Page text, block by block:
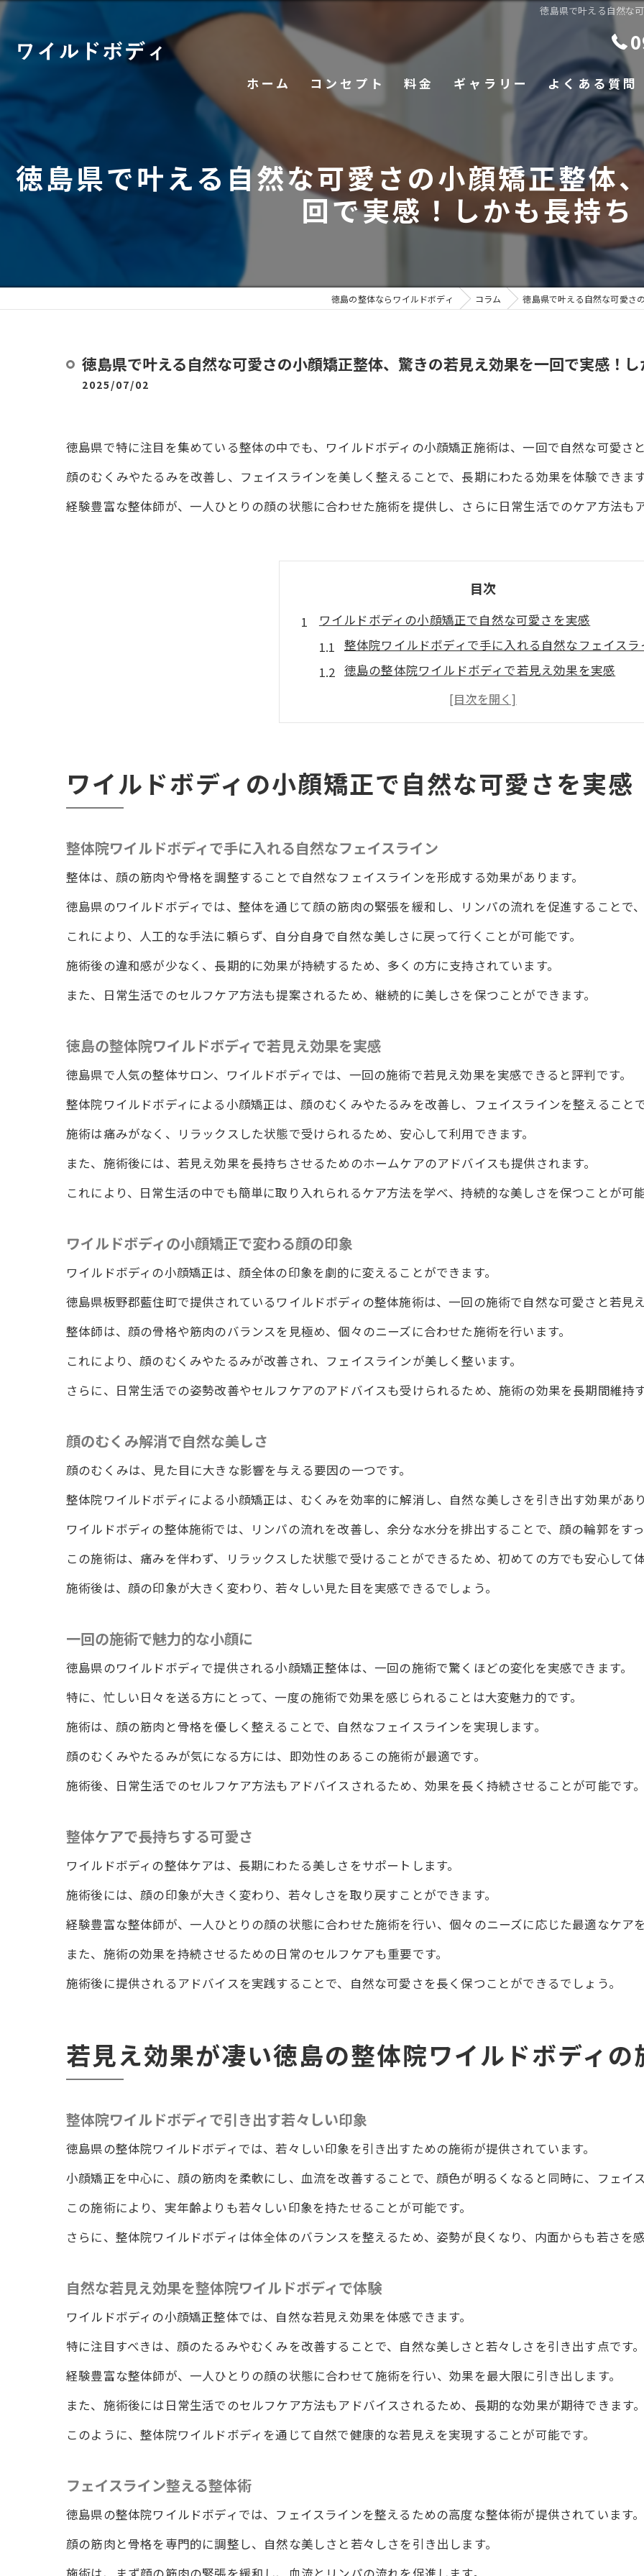
徳島県で叶える自然な
ホーム コンセプト 料金 ギャラリー よくある質問
徳島県で叶える自然な可愛さの小顔矯正整体
回で実感！しかも長持ち
徳島の整体ならワイルドボディ コラム 徳島県で叶える自然な可愛さ
徳島県で叶える自然な可愛さの小顔矯正整体、驚きの若見え効果を一回で実感！し
2025/07/02
徳島県で特に注目を集めている整体の中でも、ワイルドボディの小顔矯正施術は、一回で自然な可愛さ
顔のむくみやたるみを改善し、フェイスラインを美しく整えることで、長期にわたる効果を体験できます
経験豊富な整体師が、一人ひとりの顔の状態に合わせた施術を提供し、さらに日常生活でのケア方法も
目次
ワイルドボディの小顔矯正で自然な可愛さを実感
整体院ワイルドボディで手に入れる自然なフェイスラ
徳島の整体院ワイルドボディで若見え効果を実感
ワイルドボディの小顔矯正で変わる顔の印象
顔のむくみ解消で自然な美しさ
整体ケアで長持ちする可愛さ
若見え効果が凄い徳島の整体院ワイルドボディの施術
自然な若見え効果を整体院ワイルドボディで体験
フェイスライン整える整体術
ワイルドボディの施術で実感する若見え
一回で驚きの変化！ワイルドボディの小顔矯正
整体院ワイルドボディで体験する顔の美しさ
一度で変わる小顔の秘訣
効果抜群のワイルドボディの小顔施術
変化を実感する整体院ワイルドボディの力
ワイルドボディで叶える自然な魅力
ワイルドボディの施術で可愛い小顔に
整体院ワイルドボディによる顔の印象チェンジ
自然な可愛さを引き出す方法
ワイルドボディで得られる小顔効果
整体院ワイルドボディで実感する若見え効果が長持ち
小顔矯正による長持ちする美しさ
ワイルドボディで長く続く若見え効果
ワイルドボディで受ける小顔矯正の魅力
整体院ワイルドボディでかなえる美しいフェイス
ワイルドボディの施術力で小顔実現
小顔矯正で実感する自然の可愛さ
整体院ワイルドボディで自然なフェイスラインへ
ワイルドボディの施術で可愛さを引き出す
小顔効果を整体院ワイルドボディでしっかり実感
整体院ワイルドボディで変わる顔の印象
ワイルドボディの施術で驚きの小顔体験
整体院ワイルドボディで感じる一度の変化
小顔矯正の即効性を実感
徳島の整体院ワイルドボディで顔の印象一新
ワイルドボディの小顔矯正で自然な可愛さを実感
整体院ワイルドボディで手に入れる自然なフェイスライン
整体は、顔の筋肉や骨格を調整することで自然なフェイスラインを形成する効果があります。
徳島県のワイルドボディでは、整体を通じて顔の筋肉の緊張を緩和し、リンパの流れを促進することで
これにより、人工的な手法に頼らず、自分自身で自然な美しさに戻って行くことが可能です。
施術後の違和感が少なく、長期的に効果が持続するため、多くの方に支持されています。
また、日常生活でのセルフケア方法も提案されるため、継続的に美しさを保つことができます。
徳島の整体院ワイルドボディで若見え効果を実感
徳島県で人気の整体サロン、ワイルドボディでは、一回の施術で若見え効果を実感できると評判です。
整体院ワイルドボディによる小顔矯正は、顔のむくみやたるみを改善し、フェイスラインを整えること
施術は痛みがなく、リラックスした状態で受けられるため、安心して利用できます。
また、施術後には、若見え効果を長持ちさせるためのホームケアのアドバイスも提供されます。
これにより、日常生活の中でも簡単に取り入れられるケア方法を学べ、持続的な美しさを保つことが可能
ワイルドボディの小顔矯正で変わる顔の印象
ワイルドボディの小顔矯正は、顔全体の印象を劇的に変えることができます。
徳島県板野郡藍住町で提供されているワイルドボディの整体施術は、一回の施術で自然な可愛さと若見
整体師は、顔の骨格や筋肉のバランスを見極め、個々のニーズに合わせた施術を行います。
これにより、顔のむくみやたるみが改善され、フェイスラインが美しく整います。
さらに、日常生活での姿勢改善やセルフケアのアドバイスも受けられるため、施術の効果を長期間維持
顔のむくみ解消で自然な美しさ
顔のむくみは、見た目に大きな影響を与える要因の一つです。
整体院ワイルドボディによる小顔矯正は、むくみを効率的に解消し、自然な美しさを引き出す効果があり
ワイルドボディの整体施術では、リンパの流れを改善し、余分な水分を排出することで、顔の輪郭をすっ
この施術は、痛みを伴わず、リラックスした状態で受けることができるため、初めての方でも安心して体
施術後は、顔の印象が大きく変わり、若々しい見た目を実感できるでしょう。
一回の施術で魅力的な小顔に
徳島県のワイルドボディで提供される小顔矯正整体は、一回の施術で驚くほどの変化を実感できます。
特に、忙しい日々を送る方にとって、一度の施術で効果を感じられることは大変魅力的です。
施術は、顔の筋肉と骨格を優しく整えることで、自然なフェイスラインを実現します。
顔のむくみやたるみが気になる方には、即効性のあるこの施術が最適です。
施術後、日常生活でのセルフケア方法もアドバイスされるため、効果を長く持続させることが可能です。
整体ケアで長持ちする可愛さ
ワイルドボディの整体ケアは、長期にわたる美しさをサポートします。
施術後には、顔の印象が大きく変わり、若々しさを取り戻すことができます。
経験豊富な整体師が、一人ひとりの顔の状態に合わせた施術を行い、個々のニーズに応じた最適なケアを
また、施術の効果を持続させるための日常のセルフケアも重要です。
施術後に提供されるアドバイスを実践することで、自然な可愛さを長く保つことができるでしょう。
若見え効果が凄い徳島の整体院ワイルドボディの
整体院ワイルドボディで引き出す若々しい印象
徳島県の整体院ワイルドボディでは、若々しい印象を引き出すための施術が提供されています。
小顔矯正を中心に、顔の筋肉を柔軟にし、血流を改善することで、顔色が明るくなると同時に、フェイ
この施術により、実年齢よりも若々しい印象を持たせることが可能です。
さらに、整体院ワイルドボディは体全体のバランスを整えるため、姿勢が良くなり、内面からも若さを
自然な若見え効果を整体院ワイルドボディで体験
ワイルドボディの小顔矯正整体では、自然な若見え効果を体感できます。
特に注目すべきは、顔のたるみやむくみを改善することで、自然な美しさと若々しさを引き出す点です。
経験豊富な整体師が、一人ひとりの顔の状態に合わせて施術を行い、効果を最大限に引き出します。
また、施術後には日常生活でのセルフケア方法もアドバイスされるため、長期的な効果が期待できます。
このように、整体院ワイルドボディを通じて自然で健康的な若見えを実現することが可能です。
フェイスライン整える整体術
徳島県の整体院ワイルドボディでは、フェイスラインを整えるための高度な整体術が提供されています。
顔の筋肉と骨格を専門的に調整し、自然な美しさと若々しさを引き出します。